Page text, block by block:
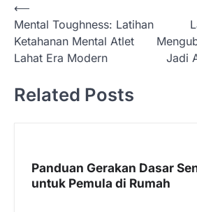
N
a
v
g
⟵
Mental Toughness: Latihan
Ketahanan Mental Atlet
Lahat Era Modern
Jadi
Related Posts
Panduan Gerakan Dasar
untuk Pemula di Rumah